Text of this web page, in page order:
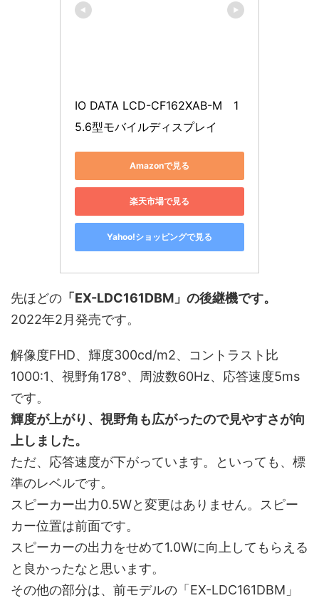
IO DATA LCD-CF162XAB-M　1
5.6型モバイルディスプレイ
Amazonで見る
楽天市場で見る
Yahoo!ショッピングで見る
先ほどの 「EX-LDC161DBM」の後継機です。
2022年2月発売です。
解像度FHD、輝度300cd/m2、コントラスト比
1000:1、視野角178°、周波数60Hz、応答速度5ms
です。
輝度が上がり、視野角も広がったので見やすさが向
上しました。
ただ、応答速度が下がっています。といっても、標
準のレベルです。
スピーカー出力0.5Wと変更はありません。スピー
カー位置は前面です。
スピーカーの出力をせめて1.0Wに向上してもらえる
と良かったなと思います。
その他の部分は、前モデルの「EX-LDC161DBM」